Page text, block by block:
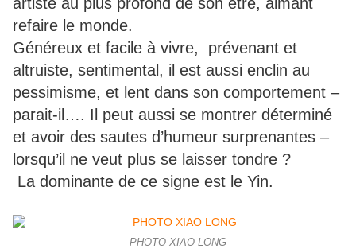
refaire le monde.
Généreux et facile à vivre, prévenant et
altruiste, sentimental, il est aussi enclin au
pessimisme, et lent dans son comportement –
parait-il…. Il peut aussi se montrer déterminé
et avoir des sautes d’humeur surprenantes –
lorsqu’il ne veut plus se laisser tondre ?
La dominante de ce signe est le Yin.
PHOTO XIAO LONG